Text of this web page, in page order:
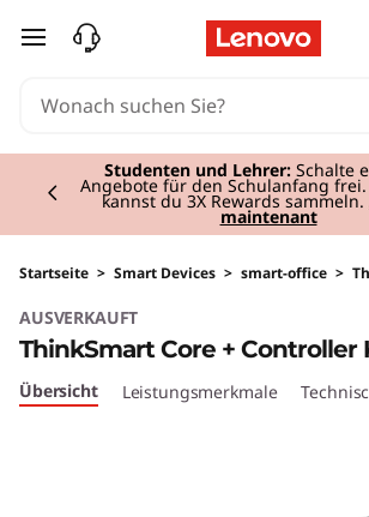
T
k
S
m
a
zum Hauptinhalt springen
Studenten und Lehrer: Schalte
Angebote für den Schulanfang
kannst du 3X Rewards sammeln.
maintenant
Currently displaying item 2 of 3
Startseite > Smart Devices > smart-office >
AUSVERKAUFT
ThinkSmart Core + Controller
Übersicht Leistungsmerkmale